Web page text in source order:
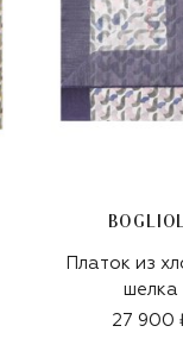
Платок из
шелка
27 900